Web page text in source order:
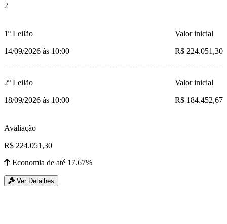
2
1º Leilão
14/09/2026 às 10:00
Valor inicial
R$ 224.051,30
2º Leilão
18/09/2026 às 10:00
Valor inicial
R$ 184.452,67
Avaliação
R$ 224.051,30
Economia de até 17.67%
Ver Detalhes